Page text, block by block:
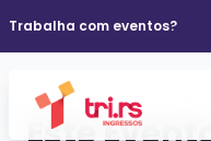
Trabalha com eventos?